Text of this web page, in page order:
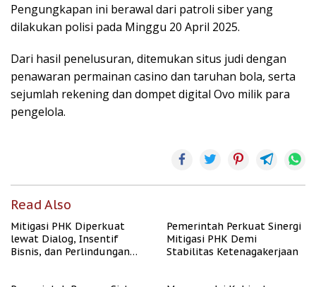
Pengungkapan ini berawal dari patroli siber yang
dilakukan polisi pada Minggu 20 April 2025.
Dari hasil penelusuran, ditemukan situs judi dengan
penawaran permainan casino dan taruhan bola, serta
sejumlah rekening dan dompet digital Ovo milik para
pengelola.
Read Also
Mitigasi PHK Diperkuat
lewat Dialog, Insentif
Bisnis, dan Perlindungan
Pemerintah Perkuat Sinergi
Mitigasi PHK Demi
Stabilitas Ketenagakerjaan